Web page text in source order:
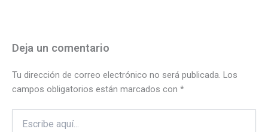
Deja un comentario
Tu dirección de correo electrónico no será publicada. Los
campos obligatorios están marcados con *
aquí...